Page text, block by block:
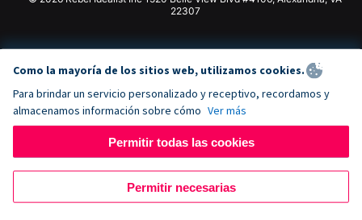
22307
Como la mayoría de los sitios web, utilizamos cookies.
Para brindar un servicio personalizado y receptivo, recordamos y
almacenamos información sobre cómo Ver más
Permitir todas las cookies
Permitir necesarias